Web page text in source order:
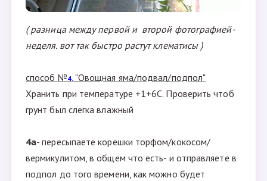
( разница между первой и второй фотографией-
неделя. вот так быстро растут клематисы )
способ №4. "Овощная яма/подвал/подпол"
Хранить при температуре +1+6С. Проверить чтоб
грунт был слегка влажный
4а- пересыпаете корешки торфом/кокосом/
вермикулитом, в общем что есть- и отправляете в
подпол до того времени, как можно будет